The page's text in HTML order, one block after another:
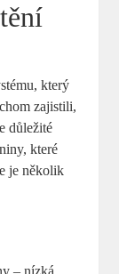
který
zajistili,
důležité
které
je několik